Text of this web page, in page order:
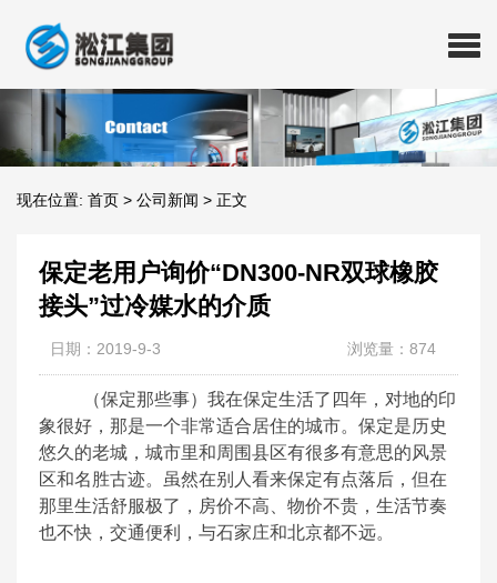
现在位置: 首页 > 公司新闻 > 正文
保定老用户询价“DN300-NR双球橡胶
接头”过冷媒水的介质
日期：2019-9-3 浏览量：874
（保定那些事）我在保定生活了四年，对地的印
象很好，那是一个非常适合居住的城市。保定是历史
悠久的老城，城市里和周围县区有很多有意思的风景
区和名胜古迹。虽然在别人看来保定有点落后，但在
那里生活舒服极了，房价不高、物价不贵，生活节奏
也不快，交通便利，与石家庄和北京都不远。